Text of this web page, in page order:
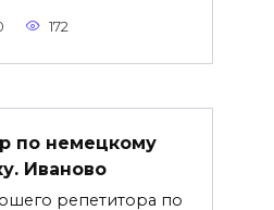
172
по немецкому
Иваново
репетитора по